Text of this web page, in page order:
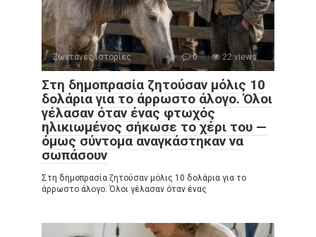
Ζωντανές ιστορίες 0 22 views
Στη δημοπρασία ζητούσαν μόλις 10
δολάρια για το άρρωστο άλογο. Όλοι
γέλασαν όταν ένας φτωχός
ηλικιωμένος σήκωσε το χέρι του —
όμως σύντομα αναγκάστηκαν να
σωπάσουν
Στη δημοπρασία ζητούσαν μόλις 10 δολάρια για το
άρρωστο άλογο. Όλοι γέλασαν όταν ένας